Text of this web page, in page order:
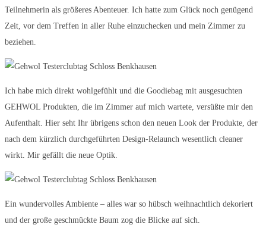
Teilnehmerin als größeres Abenteuer. Ich hatte zum Glück noch genügend
Zeit, vor dem Treffen in aller Ruhe einzuchecken und mein Zimmer zu
beziehen.
Ich habe mich direkt wohlgefühlt und die Goodiebag mit ausgesuchten
GEHWOL Produkten, die im Zimmer auf mich wartete, versüßte mir den
Aufenthalt. Hier seht Ihr übrigens schon den neuen Look der Produkte, der
nach dem kürzlich durchgeführten Design-Relaunch wesentlich cleaner
wirkt. Mir gefällt die neue Optik.
Ein wundervolles Ambiente – alles war so hübsch weihnachtlich dekoriert
und der große geschmückte Baum zog die Blicke auf sich.